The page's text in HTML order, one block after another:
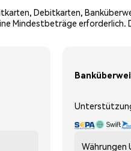
Debitkarten,
Mindestbeträge
Währungen